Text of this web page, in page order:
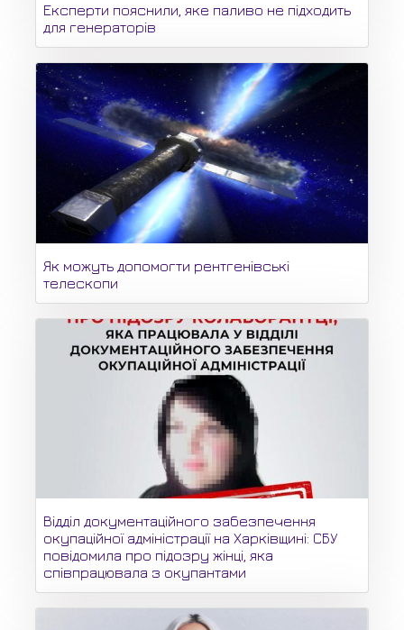
Експерти пояснили, яке паливо не підходить
для генераторів
Як можуть допомогти рентгенівські
телескопи
Відділ документаційного забезпечення
окупаційної адміністрації на Харківщині: СБУ
повідомила про підозру жінці, яка
співпрацювала з окупантами